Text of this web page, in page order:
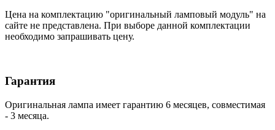
Цена на комплектацию "оригинальный ламповый модуль" на
сайте не представлена. При выборе данной комплектации
необходимо запрашивать цену.
Гарантия
Оригинальная лампа имеет гарантию 6 месяцев, совместимая
- 3 месяца.